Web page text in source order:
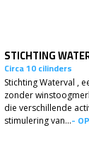
STICHTING
Circa 10 cilinders
Stichting Waterval ,
zonder
die verschillende
stimulering van...-